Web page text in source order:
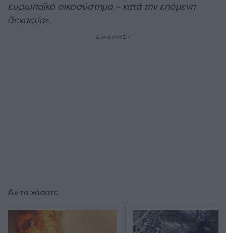
ευρωπαϊκό οικοσύστημα – κατά την επόμενη
δεκαετία».
ΔΙΑΦΗΜΙΣΗ
Αν τα χάσατε